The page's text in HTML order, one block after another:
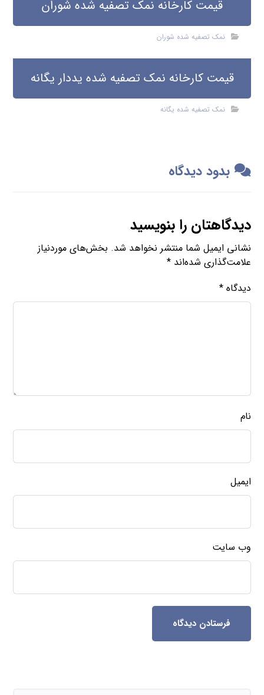
قیمت کارخانه نمک تصفیه شده شوران
نمک تصفیه شده شوران
قیمت کارخانه نمک تصفیه شده یددار یگانه
نمک تصفیه شده یگانه
بدود دیدگاه
دیدگاهتان را بنویسید
نشانی ایمیل شما منتشر نخواهد شد. بخش‌های موردنیاز
علامت‌گذاری شده‌اند*
دیدگاه*
نام
ایمیل
وب‌ سایت
فرستادن دیدگاه